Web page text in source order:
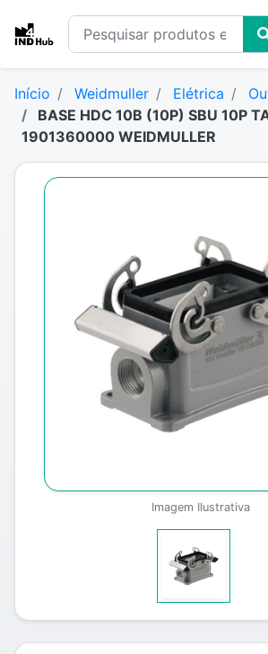
Início Weidmuller Elétrica
BASE HDC 10B (10P) SBU 10P
1901360000 WEIDMULLER
Imagem Ilustrativa